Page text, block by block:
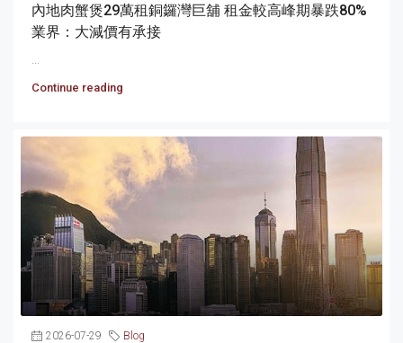
內地肉蟹煲29萬租銅鑼灣巨舖 租金較高峰期暴跌80%
業界：大減價有承接
Continue reading
2026-07-29 Blog